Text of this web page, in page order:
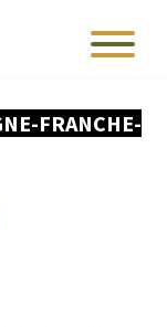
FRANCHE-